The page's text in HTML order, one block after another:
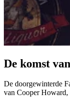
De komst
De doorgewinterde
van Cooper Howard,